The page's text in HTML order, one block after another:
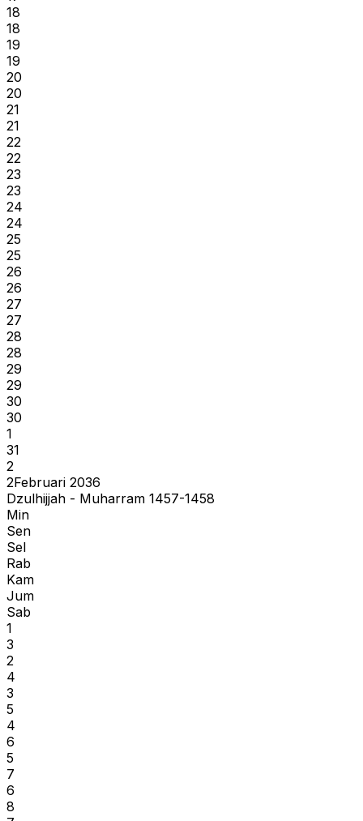
18
18
19
19
20
20
21
21
22
22
23
23
24
24
25
25
26
26
27
27
28
28
29
29
30
30
1
31
2
2Februari 2036
Dzulhijjah - Muharram 1457-1458
Min
Sen
Sel
Rab
Kam
Jum
Sab
1
3
2
4
3
5
4
6
5
7
6
8